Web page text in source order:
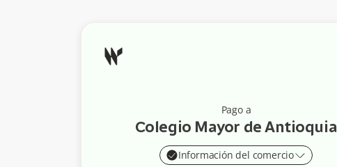
Pago a
Colegio Mayor de Antioquia
Información del comercio